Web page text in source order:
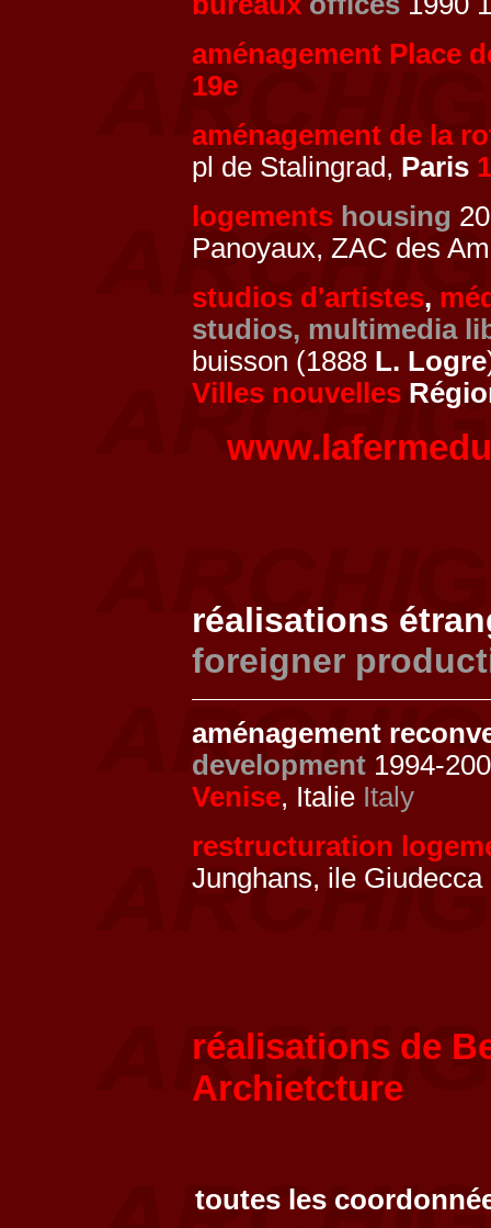
aménagement Place
19e
aménagement de la
pl de Stalingrad, Paris
logements housing
Panoyaux, ZAC des
studios d'artistes,
studios, multimedia
buisson (1888 L. Logre
Villes nouvelles
réalisations
foreigner
aménagement
development 1994-
Venise, Italie Italy
restructuration
Junghans, ile Giudecca
réalisations de
Archietcture
toutes les